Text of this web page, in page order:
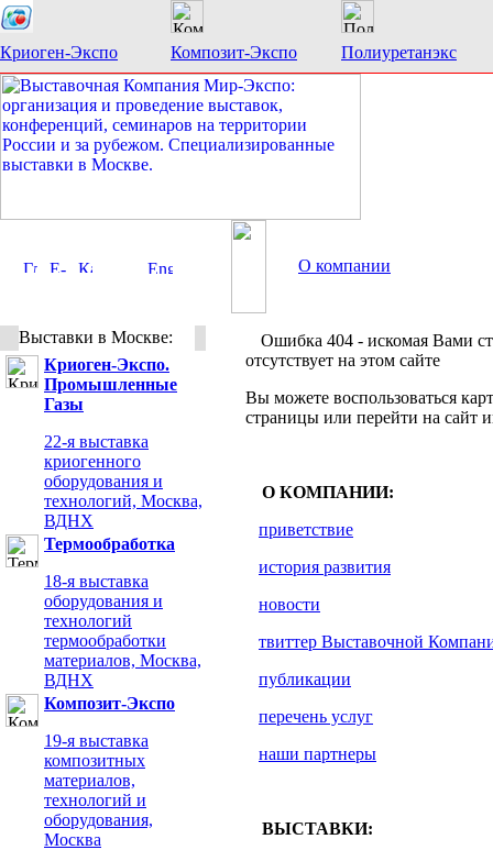
Криоген-Экспо Композит-Экспо Полиуретанэкс
О компании
Выставки в Москве:
Криоген-Экспо.
Промышленные
Газы
22-я выставка
криогенного
оборудования и
технологий, Москва,
ВДНХ
Термообработка
18-я выставка
оборудования и
технологий
термообработки
материалов, Москва,
ВДНХ
Композит-Экспо
19-я выставка
композитных
материалов,
технологий и
оборудования,
Москва
Ошибка 404 - искомая Вами
отсутствует на этом сайте
Вы можете воспользоваться
страницы или перейти на сайт
О КОМПАНИИ:
приветствие
история развития
новости
твиттер Выставочной
публикации
перечень услуг
наши партнеры
ВЫСТАВКИ: